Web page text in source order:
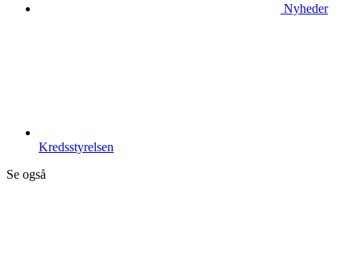
Nyheder
Kredsstyrelsen
Se også